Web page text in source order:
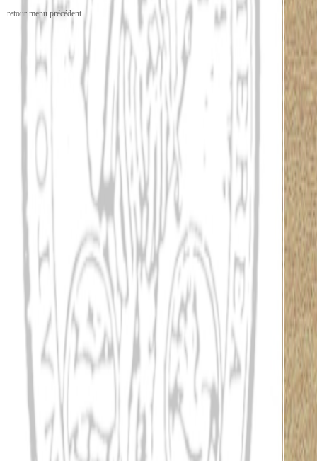
retour menu précédent